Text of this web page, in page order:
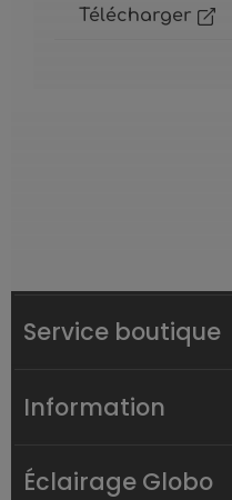
Télécharger
Service boutique
Information
Éclairage Globo